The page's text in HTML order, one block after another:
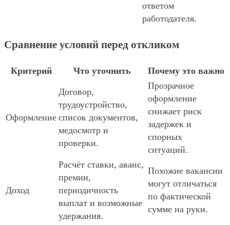
ответом
работодателя.
Сравнение условий перед откликом
Критерий Что уточнить Почему это важно
Оформление
Договор,
трудоустройство,
список документов,
медосмотр и
проверки.
Прозрачное
оформление
снижает риск
задержек и
спорных
ситуаций.
Доход
Расчёт ставки, аванс,
премии,
периодичность
выплат и возможные
удержания.
Похожие вакансии
могут отличаться
по фактической
сумме на руки.